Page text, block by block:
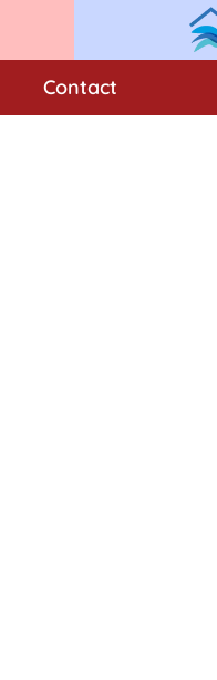
Contact